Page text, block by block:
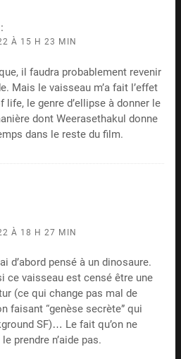
À 15 H 23 MIN
il faudra probablement revenir
Mais le vaisseau m’a fait l’effet
life, le genre d’ellipse à donner le
dont Weerasethakul donne
dans le reste du film.
À 18 H 27 MIN
d’abord pensé à un dinosaure.
ce vaisseau est censé être une
(ce qui change pas mal de
faisant “genèse secrète” qui
SF)… Le fait qu’on ne
prendre n’aide pas.